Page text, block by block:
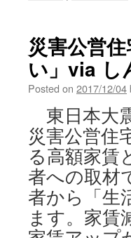
災害公営
い」via し
Posted on 2017/12/04
東日本大
災害公営住
る高額家賃
者への取材
者から「生
ます。家賃